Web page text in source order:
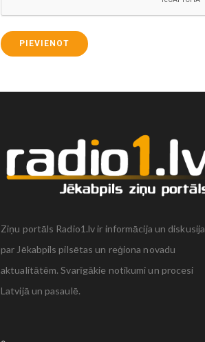
PIEVIENOT
Ziņu portāls Radio1.lv ir informācija un diskusija
par Jēkabpils pilsētas un reģiona novadu
aktualitātēm. Svarīgākie notikumi un procesi
Latvijā un pasaulē.